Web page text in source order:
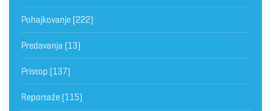
Pohajkovanje (222)
Predavanja (13)
Pristop (137)
Reportaže (115)